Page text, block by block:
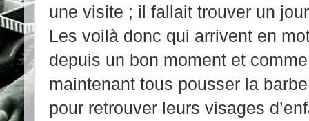
une visite ; il fallait trouver un
Les voilà donc qui arrivent en
depuis un bon moment et
maintenant tous pousser la
pour retrouver leurs visages